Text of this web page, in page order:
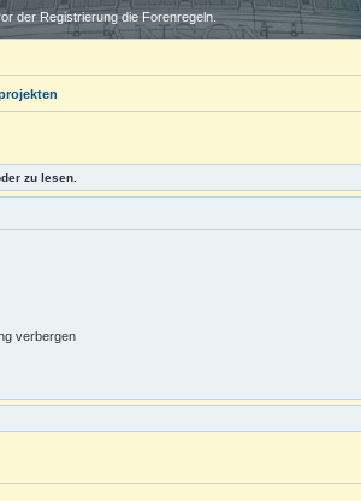
der Registrierung die Forenregeln.
zu lesen.
verbergen